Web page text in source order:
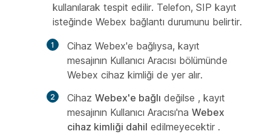
kullanılarak tespit edilir. Telefon, SIP kayıt
isteğinde Webex bağlantı durumunu belirtir.
Cihaz Webex'e bağlıysa, kayıt
mesajının Kullanıcı Aracısı bölümünde
Webex cihaz kimliği de yer alır.
Cihaz Webex'e bağlı değilse , kayıt
mesajının Kullanıcı Aracısı'na Webex
cihaz kimliği dahil edilmeyecektir .